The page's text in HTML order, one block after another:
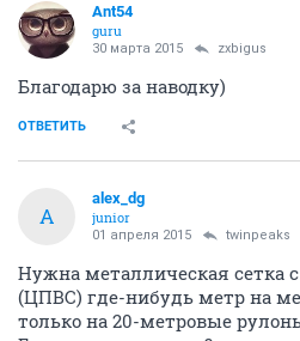
Ant54
guru
30 марта 2015 zxbigus
Благодарю за наводку)
ОТВЕТИТЬ
A
alex_dg
junior
01 апреля 2015 twinpeaks
Нужна металлическая сетка
(ЦПВС) где-нибудь метр на
только на 20-метровые